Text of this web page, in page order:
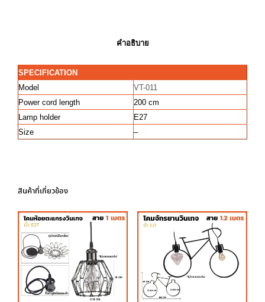
คำอธิบาย
SPECIFICATION
Model
VT-011
Power cord length
200 cm
Lamp holder
E27
Size
–
สินค้าที่เกี่ยวข้อง